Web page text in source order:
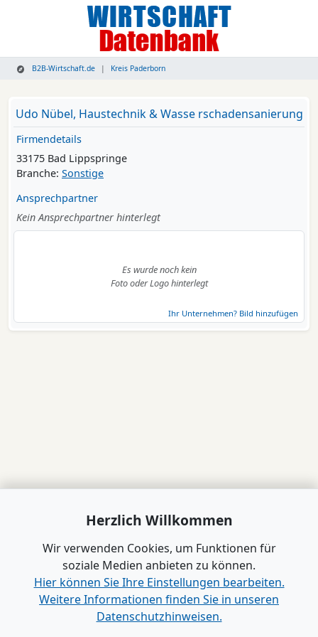
B2B-Wirtschaft.de Kreis Paderborn
Udo Nübel, Haustechnik & Wasse rschadensanierung
Firmendetails
33175 Bad Lippspringe
Branche: Sonstige
Ansprechpartner
Kein Ansprechpartner hinterlegt
Es wurde noch kein
Foto oder Logo hinterlegt
Ihr Unternehmen? Bild hinzufügen
Herzlich Willkommen
Wir verwenden Cookies, um Funktionen für
soziale Medien anbieten zu können.
Hier können Sie Ihre Einstellungen bearbeiten.
Weitere Informationen finden Sie in unseren
Datenschutzhinweisen.